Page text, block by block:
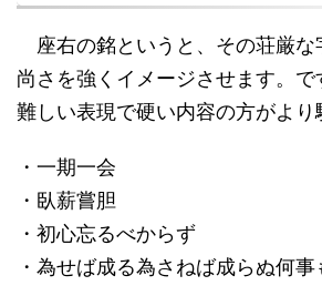
座右の銘というと、その荘厳な
尚さを強くイメージさせます。で
難しい表現で硬い内容の方がより
・一期一会
・臥薪嘗胆
・初心忘るべからず
・為せば成る為さねば成らぬ何事